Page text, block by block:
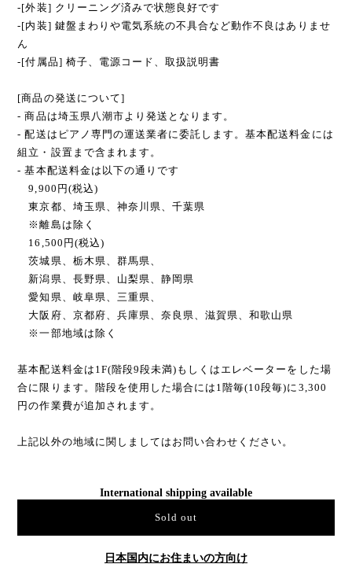
-[外装] クリーニング済みで状態良好です
-[内装] 鍵盤まわりや電気系統の不具合など動作不良はありませ
ん
-[付属品] 椅子、電源コード、取扱説明書
[商品の発送について]
- 商品は埼玉県八潮市より発送となります。
- 配送はピアノ専門の運送業者に委託します。基本配送料金には
組立・設置まで含まれます。
- 基本配送料金は以下の通りです
9,900円(税込)
東京都、埼玉県、神奈川県、千葉県
※離島は除く
16,500円(税込)
茨城県、栃木県、群馬県、
新潟県、長野県、山梨県、静岡県
愛知県、岐阜県、三重県、
大阪府、京都府、兵庫県、奈良県、滋賀県、和歌山県
※一部地域は除く
基本配送料金は1F(階段9段未満)もしくはエレベーターをした場
合に限ります。階段を使用した場合には1階毎(10段毎)に3,300
円の作業費が追加されます。
上記以外の地域に関しましてはお問い合わせください。
International shipping available
Sold out
日本国内にお住まいの方向け